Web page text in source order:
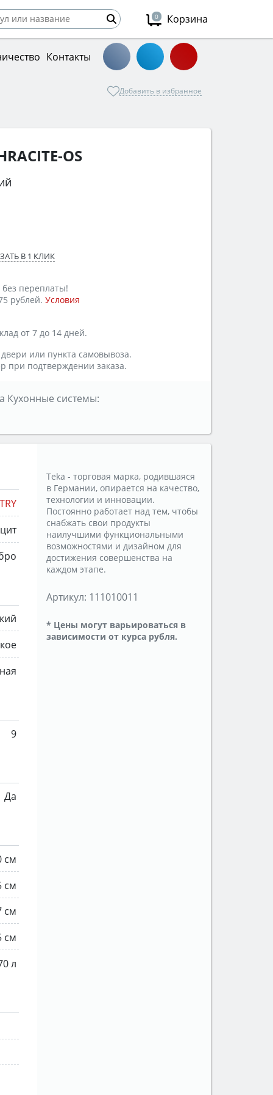
0 Корзина
Контакты
Добавить в избранное
OS
В 1 КЛИК
переплаты!
рублей. Условия
от 7 до 14 дней.
или пункта самовывоза.
при подтверждении заказа.
Кухонные системы:
9
Да
см
см
см
см
л
Teka - торговая марка, родившаяся
в Германии, опирается на качество,
технологии и инновации.
Постоянно работает над тем, чтобы
снабжать свои продукты
наилучшими функциональными
возможностями и дизайном для
достижения совершенства на
каждом этапе.
Артикул: 111010011
* Цены могут варьироваться в
зависимости от курса рубля.